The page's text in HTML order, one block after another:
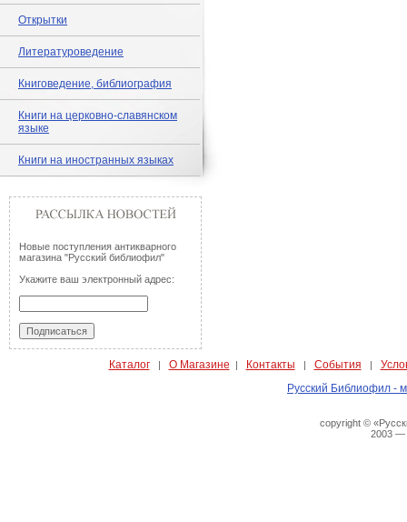
Открытки
Литературоведение
Книговедение, библиография
Книги на церковно-славянском
языке
Книги на иностранных языках
Новые поступления антикварного
магазина "Русский библиофил"
Укажите ваш электронный адрес:
Каталог| О Магазине | Контакты | События |
Русский Библиофил -
copyright ©
2003 —